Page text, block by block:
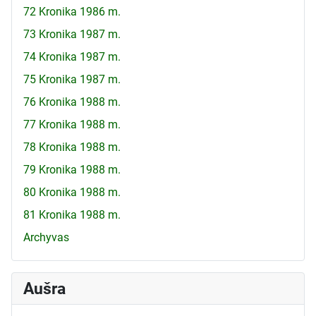
72 Kronika 1986 m.
73 Kronika 1987 m.
74 Kronika 1987 m.
75 Kronika 1987 m.
76 Kronika 1988 m.
77 Kronika 1988 m.
78 Kronika 1988 m.
79 Kronika 1988 m.
80 Kronika 1988 m.
81 Kronika 1988 m.
Archyvas
Aušra